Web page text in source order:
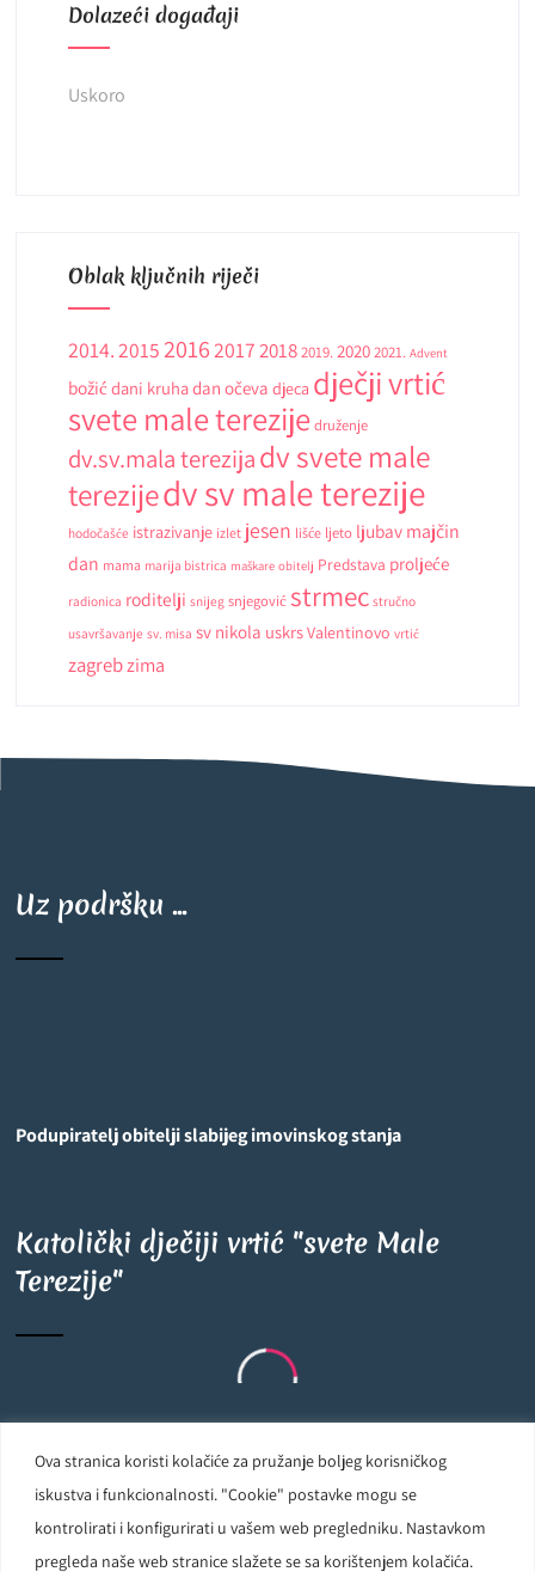
Ova stranica koristi kolačiće za pružanje boljeg korisničkog
iskustva i funkcionalnosti. "Cookie" postavke mogu se
kontrolirati i konfigurirati u vašem web pregledniku. Nastavkom
pregleda naše web stranice slažete se sa korištenjem kolačića.
Dolazeći događaji
Uskoro
Oblak ključnih riječi
2014.2015201620172018 2019. 2020 2021. Advent
božić dani kruhadan očeva djeca dječji vrtić
svete male terezije druženje
dv.sv.mala terezijadv svete male
terezijedv sv male terezije
hodočašće istrazivanje izlet jesen lišće ljeto ljubav majčin
dan mama marija bistrica maškare obitelj Predstava proljeće
radionica roditelji snijeg snjegović strmec stručno
usavršavanje sv. misa sv nikola uskrsValentinovo vrtić
zagrebzima
Uz podršku ...
Podupiratelj obitelji slabijeg imovinskog stanja
Katolički dječiji vrtić "svete Male
Terezije"
Carmelite Sisters DCJ. Made in Kingdom of God. Since 1891. All
rights reserved.